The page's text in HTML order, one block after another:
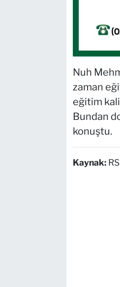
Nuh
zaman
eğitim
Bundan
konuştu.
Kaynak: